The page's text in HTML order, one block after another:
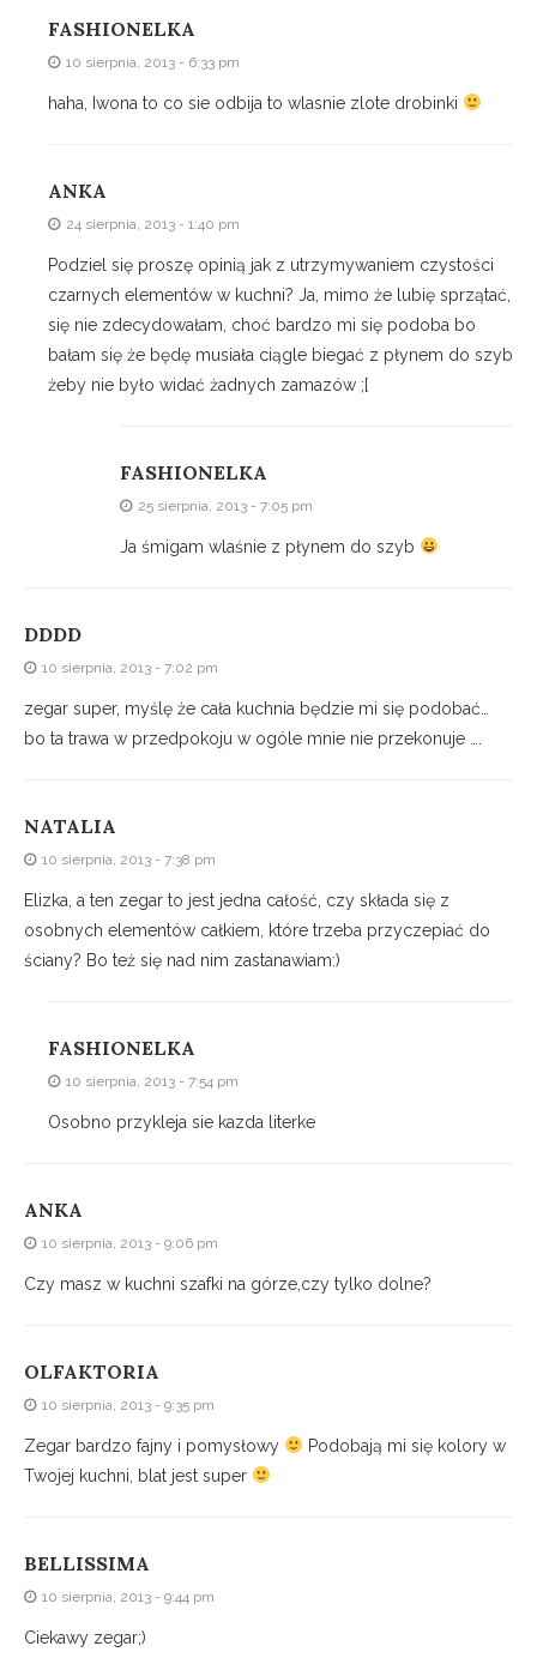
FASHIONELKA
10 sierpnia, 2013 - 6:33 pm
haha, Iwona to co sie odbija to wlasnie zlote drobinki
ANKA
24 sierpnia, 2013 - 1:40 pm
Podziel się proszę opinią jak z utrzymywaniem czystości
czarnych elementów w kuchni? Ja, mimo że lubię sprzątać,
się nie zdecydowałam, choć bardzo mi się podoba bo
bałam się że będę musiała ciągle biegać z płynem do szyb
żeby nie było widać żadnych zamazów ;[
FASHIONELKA
25 sierpnia, 2013 - 7:05 pm
Ja śmigam wlaśnie z płynem do szyb
DDDD
10 sierpnia, 2013 - 7:02 pm
zegar super, myślę że cała kuchnia będzie mi się podobać…
bo ta trawa w przedpokoju w ogóle mnie nie przekonuje ….
NATALIA
10 sierpnia, 2013 - 7:38 pm
Elizka, a ten zegar to jest jedna całość, czy składa się z
osobnych elementów całkiem, które trzeba przyczepiać do
ściany? Bo też się nad nim zastanawiam:)
FASHIONELKA
10 sierpnia, 2013 - 7:54 pm
Osobno przykleja sie kazda literke
ANKA
10 sierpnia, 2013 - 9:06 pm
Czy masz w kuchni szafki na górze,czy tylko dolne?
OLFAKTORIA
10 sierpnia, 2013 - 9:35 pm
Zegar bardzo fajny i pomysłowy
Podobają mi się kolory w
Twojej kuchni, blat jest super
BELLISSIMA
10 sierpnia, 2013 - 9:44 pm
Ciekawy zegar;)